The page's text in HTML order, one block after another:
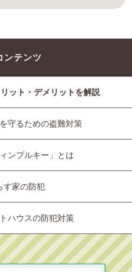
ンテンツ
ット・デメリットを解説
守るための盗難対策
ンプルキー」とは
す家の防犯
ハウスの防犯対策